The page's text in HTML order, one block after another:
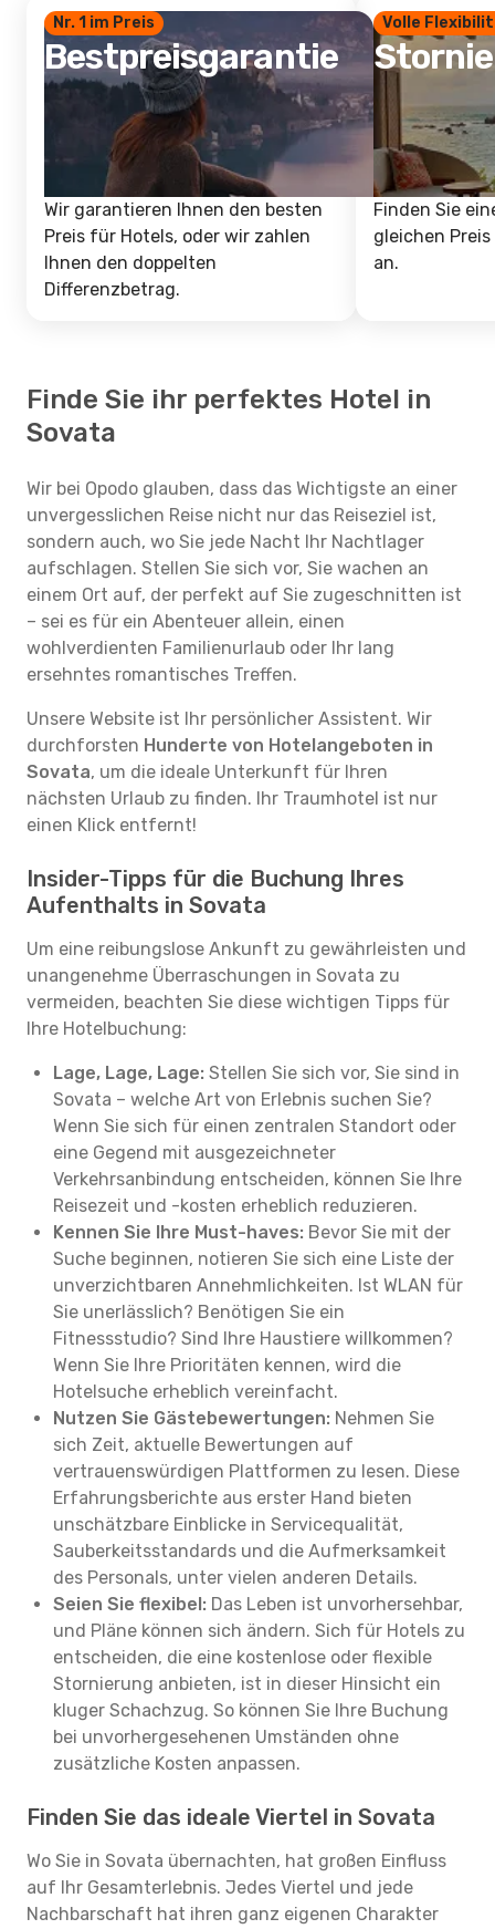
Nr. 1 im Preis
Bestpreisgarantie
Wir garantieren Ihnen den besten
Preis für Hotels, oder wir zahlen
Ihnen den doppelten
Differenzbetrag.
Volle
Finden Sie
gleichen
an.
Finde Sie ihr perfektes Hotel in
Sovata
Wir bei Opodo glauben, dass das Wichtigste an einer
unvergesslichen Reise nicht nur das Reiseziel ist,
sondern auch, wo Sie jede Nacht Ihr Nachtlager
aufschlagen. Stellen Sie sich vor, Sie wachen an
einem Ort auf, der perfekt auf Sie zugeschnitten ist
– sei es für ein Abenteuer allein, einen
wohlverdienten Familienurlaub oder Ihr lang
ersehntes romantisches Treffen.
Unsere Website ist Ihr persönlicher Assistent. Wir
durchforsten Hunderte von Hotelangeboten in
Sovata, um die ideale Unterkunft für Ihren
nächsten Urlaub zu finden. Ihr Traumhotel ist nur
einen Klick entfernt!
Insider-Tipps für die Buchung Ihres
Aufenthalts in Sovata
Um eine reibungslose Ankunft zu gewährleisten und
unangenehme Überraschungen in Sovata zu
vermeiden, beachten Sie diese wichtigen Tipps für
Ihre Hotelbuchung:
Lage, Lage, Lage: Stellen Sie sich vor, Sie sind in
Sovata – welche Art von Erlebnis suchen Sie?
Wenn Sie sich für einen zentralen Standort oder
eine Gegend mit ausgezeichneter
Verkehrsanbindung entscheiden, können Sie Ihre
Reisezeit und -kosten erheblich reduzieren.
Kennen Sie Ihre Must-haves: Bevor Sie mit der
Suche beginnen, notieren Sie sich eine Liste der
unverzichtbaren Annehmlichkeiten. Ist WLAN für
Sie unerlässlich? Benötigen Sie ein
Fitnessstudio? Sind Ihre Haustiere willkommen?
Wenn Sie Ihre Prioritäten kennen, wird die
Hotelsuche erheblich vereinfacht.
Nutzen Sie Gästebewertungen: Nehmen Sie
sich Zeit, aktuelle Bewertungen auf
vertrauenswürdigen Plattformen zu lesen. Diese
Erfahrungsberichte aus erster Hand bieten
unschätzbare Einblicke in Servicequalität,
Sauberkeitsstandards und die Aufmerksamkeit
des Personals, unter vielen anderen Details.
Seien Sie flexibel: Das Leben ist unvorhersehbar,
und Pläne können sich ändern. Sich für Hotels zu
entscheiden, die eine kostenlose oder flexible
Stornierung anbieten, ist in dieser Hinsicht ein
kluger Schachzug. So können Sie Ihre Buchung
bei unvorhergesehenen Umständen ohne
zusätzliche Kosten anpassen.
Finden Sie das ideale Viertel in Sovata
Wo Sie in Sovata übernachten, hat großen Einfluss
auf Ihr Gesamterlebnis. Jedes Viertel und jede
Nachbarschaft hat ihren ganz eigenen Charakter